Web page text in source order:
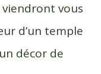
vous
d’un temple
décor de